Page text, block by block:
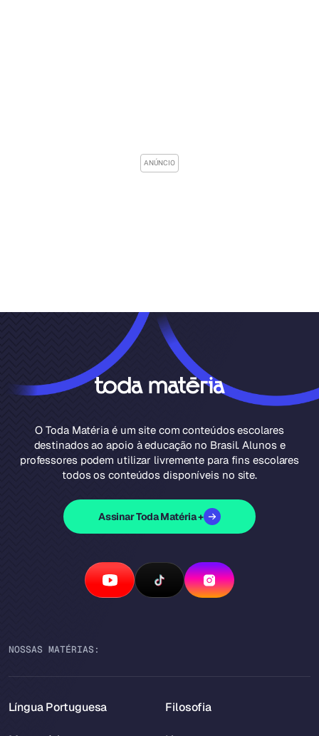
O Toda Matéria é um site com conteúdos escolares
destinados ao apoio à educação no Brasil. Alunos e
professores podem utilizar livremente para fins escolares
todos os conteúdos disponíveis no site.
Assinar Toda Matéria +
NOSSAS MATÉRIAS:
Língua Portuguesa Filosofia